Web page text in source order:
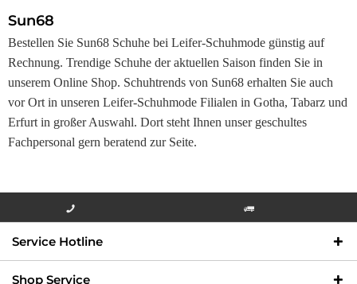
Sun68
Bestellen Sie Sun68 Schuhe bei Leifer-Schuhmode günstig auf
Rechnung. Trendige Schuhe der aktuellen Saison finden Sie in
unserem Online Shop. Schuhtrends von Sun68 erhalten Sie auch
vor Ort in unseren Leifer-Schuhmode Filialen in Gotha, Tabarz und
Erfurt in großer Auswahl. Dort steht Ihnen unser geschultes
Fachpersonal gern beratend zur Seite.
000
Service Hotline
Shop Service